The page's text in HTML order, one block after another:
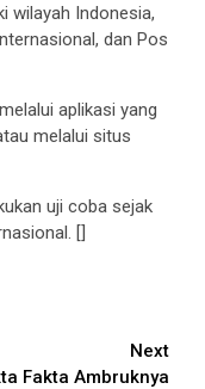
wilayah Indonesia,
dan Pos
aplikasi yang
melalui situs
uji coba sejak
[]
Next
Fakta Ambruknya